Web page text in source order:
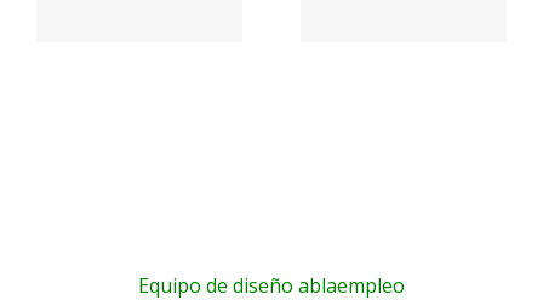
Equipo de diseño ablaempleo